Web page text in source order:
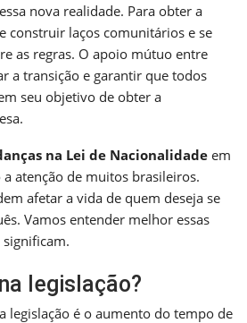
nova realidade. Para obter a
construir laços comunitários e se
as regras. O apoio mútuo entre
a transição e garantir que todos
seu objetivo de obter a
na Lei de Nacionalidade em
atenção de muitos brasileiros.
afetar a vida de quem deseja se
Vamos entender melhor essas
significam.
legislação?
legislação é o aumento do tempo de